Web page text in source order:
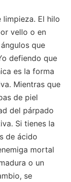
limpieza. El hilo
vello o en
que
defiendo que
es la forma
Mientras que
de piel
del párpado
Si tienes la
de ácido
mortal
o un
se